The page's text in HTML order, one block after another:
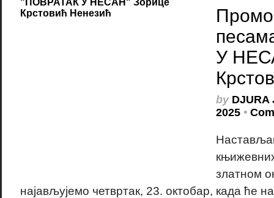
У
by DJURA
2025 •
златном
најављујемо четвртак, 23. октобар, када ће